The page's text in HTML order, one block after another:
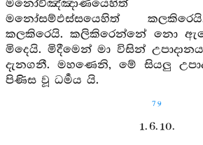
මනෝවිඤ්ඤාණයෙහිත්
මනෝසම්ඵස්සයෙහිත්
කලකිරෙයි. කලිකිරෙන්නේ නො
මිදෙයි. මිදීමෙන් මා විසින්
දැනගනී. මහණෙනි, මේ සියලු
පිණිස වූ ධර්‍මය යි.
79
1. 6. 10.